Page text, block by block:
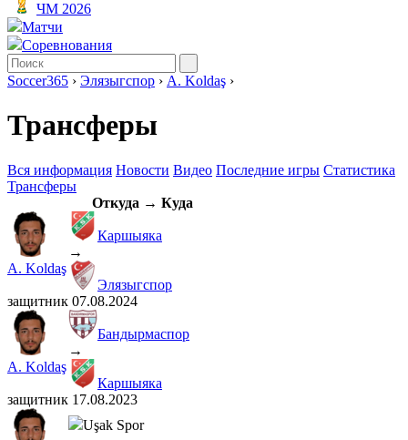
ЧМ 2026
Матчи
Соревнования
Soccer365 › Элязыгспор › A. Koldaş ›
Трансферы
Вся информация Новости Видео Последние игры Статистика
Трансферы
Откуда → Куда
A. Koldaş
защитник
Каршыяка
→
Элязыгспор
07.08.2024
A. Koldaş
защитник
Бандырмаспор
→
Каршыяка
17.08.2023
Uşak Spor